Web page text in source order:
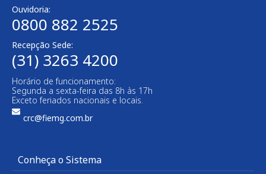
Ouvidoria:
0800 882 2525​
Recepção Sede:
(31) 3263 4200
Horário de funcionamento:
Segunda a sexta-feira das 8h às 17h
Exceto feriados nacionais e locais.
crc@fiemg.com.br
Conheça o Sistema